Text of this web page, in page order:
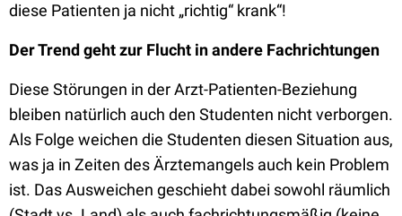
diese Patienten ja nicht „richtig“ krank“!
Der Trend geht zur Flucht in andere Fachrichtungen
Diese Störungen in der Arzt-Patienten-Beziehung
bleiben natürlich auch den Studenten nicht verborgen.
Als Folge weichen die Studenten diesen Situation aus,
was ja in Zeiten des Ärztemangels auch kein Problem
ist. Das Ausweichen geschieht dabei sowohl räumlich